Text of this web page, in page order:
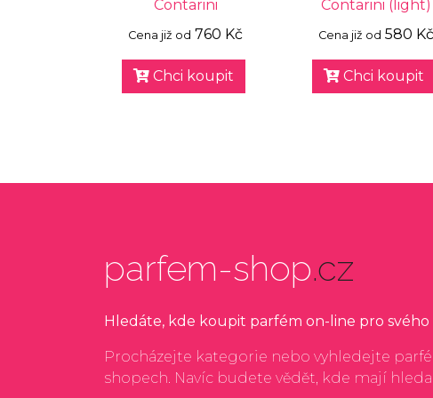
Contarini
Cena již od 760 Kč
Chci koupit
Contarini (light)
Cena již od 580 Kč
Chci koupit
parfem-shop.cz
Hledáte, kde koupit parfém on-line pro
Procházejte kategorie nebo vyhledejte
shopech. Navíc budete vědět, kde mají